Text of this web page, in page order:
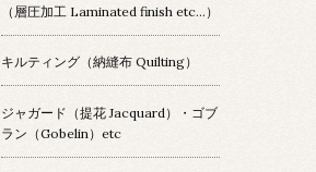
（層圧加工 Laminated finish etc…）
キルティング（納縫布 Quilting）
ジャガード（提花 Jacquard）・ゴブ
ラン（Gobelin）etc